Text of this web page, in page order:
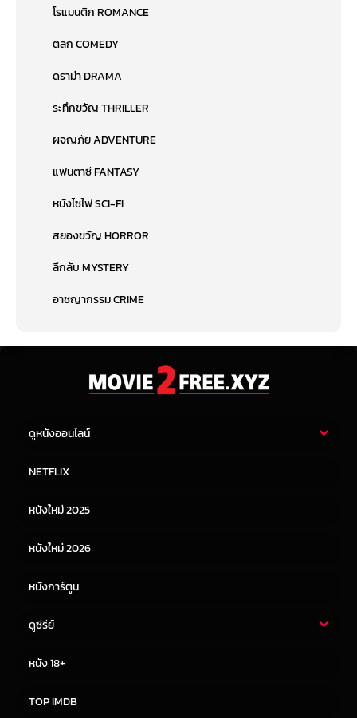
โรแมนติก ROMANCE
ตลก COMEDY
ดราม่า DRAMA
ระทึกขวัญ THRILLER
ผจญภัย ADVENTURE
แฟนตาซี FANTASY
หนังไซไฟ SCI-FI
สยองขวัญ HORROR
ลึกลับ MYSTERY
อาชญากรรม CRIME
ดูหนังออนไลน์
หนังจีน
NETFLIX
หนังใหม่ 2025
หนังใหม่ 2026
หนังการ์ตูน
ดูซีรีย์
หนัง 18+
TOP IMDB